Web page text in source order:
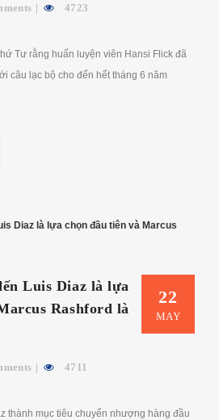
4723
Tư rằng huấn luyện viên Hansi Flick đã
câu lạc bộ cho đến hết tháng 6 năm
22
MAY
Luis Diaz là lựa
Rashford là
4711
thành mục tiêu chuyển nhượng hàng đầu